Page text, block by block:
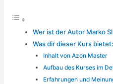
Wer ist der Autor Marko
Was dir dieser Kurs bietet:
Inhalt von Azon Master
Aufbau des Kurses im
Erfahrungen und